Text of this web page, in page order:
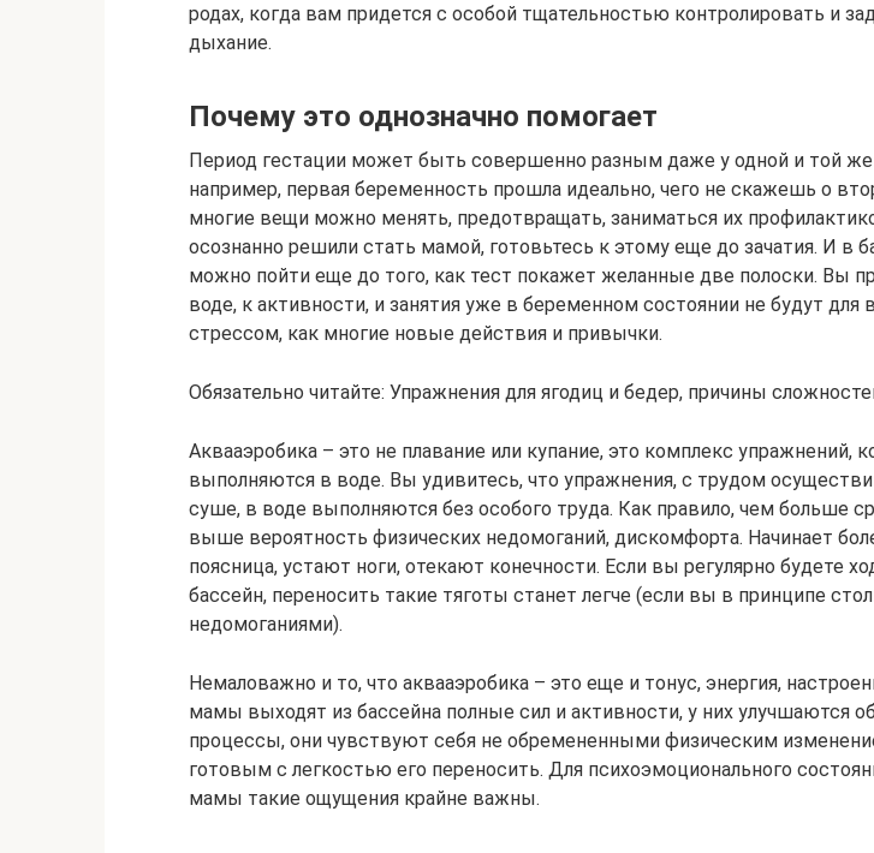
родах, когда вам придется с особой тщательностью контролировать и
дыхание.
Почему это однозначно помогает
Период гестации может быть совершенно разным даже у одной и той
например, первая беременность прошла идеально, чего не скажешь о
многие вещи можно менять, предотвращать, заниматься их
осознанно решили стать мамой, готовьтесь к этому еще до зачатия. И в
можно пойти еще до того, как тест покажет желанные две полоски. Вы
воде, к активности, и занятия уже в беременном состоянии не будут для
стрессом, как многие новые действия и привычки.
Обязательно читайте: Упражнения для ягодиц и бедер, причины
Аквааэробика – это не плавание или купание, это комплекс упражнений,
выполняются в воде. Вы удивитесь, что упражнения, с трудом
суше, в воде выполняются без особого труда. Как правило, чем больше
выше вероятность физических недомоганий, дискомфорта. Начинает
поясница, устают ноги, отекают конечности. Если вы регулярно будете
бассейн, переносить такие тяготы станет легче (если вы в принципе
недомоганиями).
Немаловажно и то, что аквааэробика – это еще и тонус, энергия,
мамы выходят из бассейна полные сил и активности, у них улучшаются
процессы, они чувствуют себя не обремененными физическим
готовым с легкостью его переносить. Для психоэмоционального
мамы такие ощущения крайне важны.